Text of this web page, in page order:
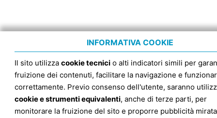
INFORMATIVA COOKIE
Il sito utilizza cookie tecnici o alti indicatori simili per
fruizione dei contenuti, facilitare la navigazione e
correttamente. Previo consenso dell'utente, saranno
cookie e strumenti equivalenti, anche di terze parti, per
monitorare la fruizione del sito e proporre pubblicità